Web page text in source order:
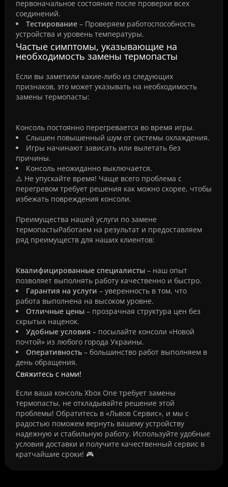
первоначальное состояние после проверки всех
соединений.
Тестирование – Проверяем работоспособность
устройства и уровень температуры.
Частые симптомы, указывающие на
необходимость замены термопасты
Если вы заметили какие-либо из следующих
признаков, это может указывать на необходимость
замены термопасты:
Консоль постоянно перегревается во время игры.
Слышен повышенный шум от системы охлаждения.
Игры начинают зависать или вылетать без
причины.
Консоль неожиданно выключается.
⚠️ Не упускайте время! Чаще всего проблема с
перегревом требует решения как можно скорее, чтобы
избежать повреждения консоли.
Преимущества нашей услуги по замене
термопастыРаботаем на результат и предоставляем
ряд преимуществ для наших клиентов:
Квалифицированные специалисты – наш опыт
позволяет выполнять работу качественно и быстро.
Гарантия на услуги – уверенность в том, что
работа выполнена на высоком уровне.
Отличные цены – прозрачная структура цен без
скрытых наценок.
Удобные условия – посылайте консоли «Новой
почтой» из любого города Украины.
Оперативность – большинство работ выполняем в
день обращения.
Свяжитесь с нами!
Если ваша консоль Xbox One требует замены
термопасты, не откладывайте решение этой
проблемы! Обратитесь в «Львов Сервис», и мы с
радостью поможем вернуть вашему устройству
надежную и стабильную работу. Используйте удобные
условия доставки и получите качественный сервис в
кратчайшие сроки! 🎮